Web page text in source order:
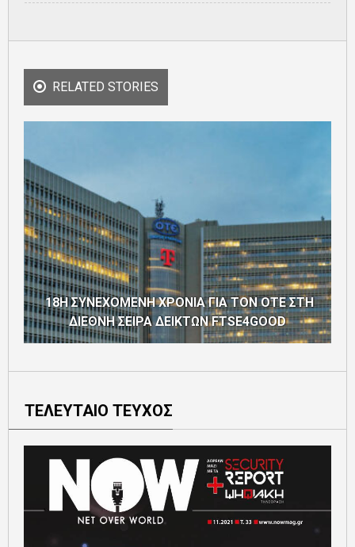
RELATED STORIES
18Η ΣΥΝΕΧΟΜΕΝΗ ΧΡΟΝΙΑ ΓΙΑ ΤΟΝ ΟΤΕ ΣΤΗ
ΔΙΕΘΝΗ ΣΕΙΡΑ ΔΕΙΚΤΩΝ FTSE4GOOD
ΤΕΛΕΥΤΑΙΟ ΤΕΥΧΟΣ